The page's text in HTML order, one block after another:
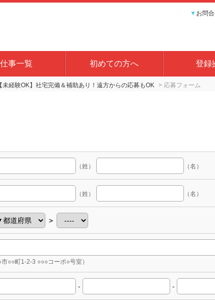
▼ お問
仕事一覧 初めての方へ 登録
【未経験OK】社宅完備＆補助あり！遠方からの応募もOK 応募フォーム
（姓） （名）
（姓） （名）
＞
市○○町1-2-3 ○○○コーポ○号室）
- -